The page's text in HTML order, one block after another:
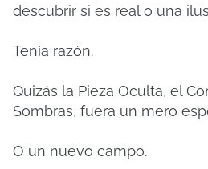
descubrir si es real o una
Tenía razón.
Quizás la Pieza Oculta, el
Sombras, fuera un mero
O un nuevo campo.